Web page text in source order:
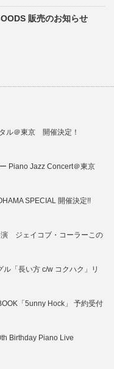
販売のお知らせ
ル＠東京 開催決定！
Piano Jazz Concert＠東京
SPECIAL 開催決定!!
ジェイコブ・コーラーこの
「長い方 c/w コクハク」リ
「5unny Hock」 予約受付
Birthday Piano Live